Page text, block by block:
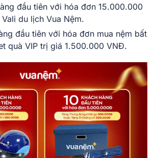
đầu tiên với hóa đơn 15.000.000
du lịch Vua Nệm.
đầu tiên với hóa đơn mua nệm bất
quà VIP trị giá 1.500.000 VNĐ.